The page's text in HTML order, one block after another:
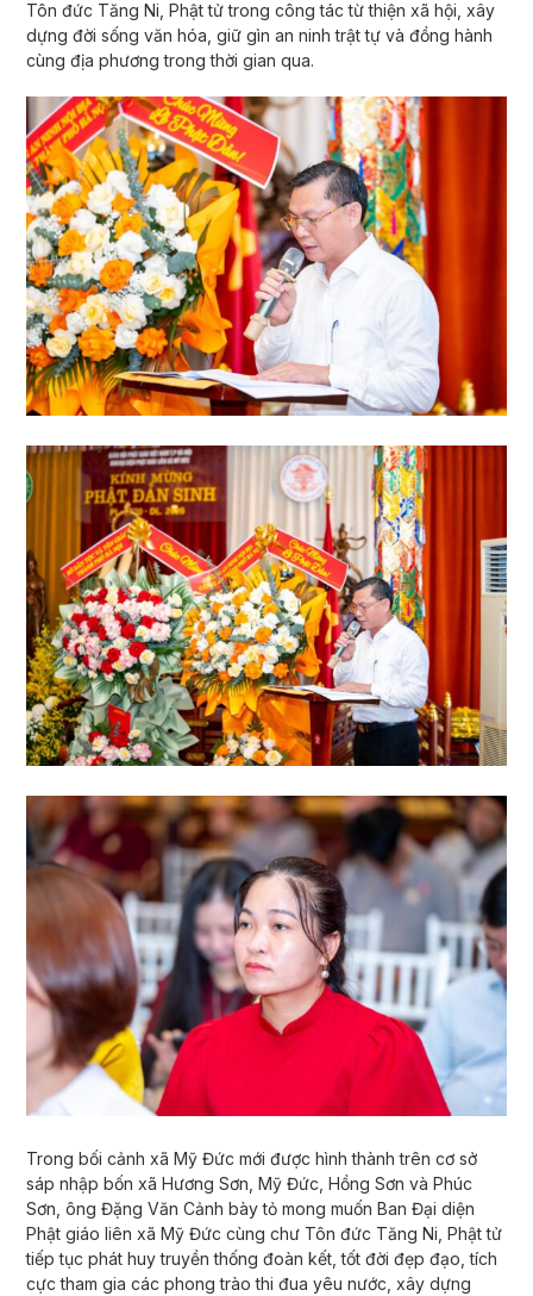
Tôn đức Tăng Ni, Phật tử trong công tác từ thiện xã hội, xây
dựng đời sống văn hóa, giữ gìn an ninh trật tự và đồng hành
cùng địa phương trong thời gian qua.
Trong bối cảnh xã Mỹ Đức mới được hình thành trên cơ sở
sáp nhập bốn xã Hương Sơn, Mỹ Đức, Hồng Sơn và Phúc
Sơn, ông Đặng Văn Cảnh bày tỏ mong muốn Ban Đại diện
Phật giáo liên xã Mỹ Đức cùng chư Tôn đức Tăng Ni, Phật tử
tiếp tục phát huy truyền thống đoàn kết, tốt đời đẹp đạo, tích
cực tham gia các phong trào thi đua yêu nước, xây dựng